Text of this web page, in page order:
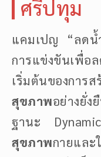
ศรีปทุม
แคมเปญ “ลดน้
การแข่งขันเพื่
เริ่มต้นของการ
สุขภาพอย่างยั่
ฐานะ
สุขภาพกายและ